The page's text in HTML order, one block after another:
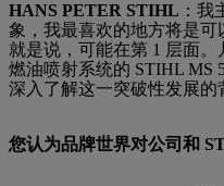
HANS PETER STIHL ：
象，我最喜欢的地方将是
就是说，可能在第 1 层面
燃油喷射系统的 STIHL MS
深入了解这一突破性发展的
您认为品牌世界对公司和